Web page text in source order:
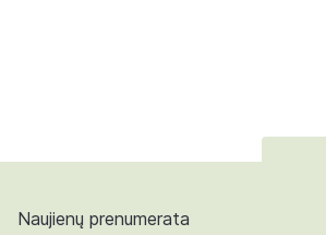
Naujienų prenumerata